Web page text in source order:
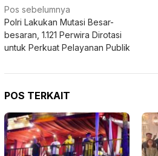
Navigasi
pos
Pos sebelumnya
Polri Lakukan Mutasi Besar-
besaran, 1.121 Perwira Dirotasi
untuk Perkuat Pelayanan Publik
POS TERKAIT